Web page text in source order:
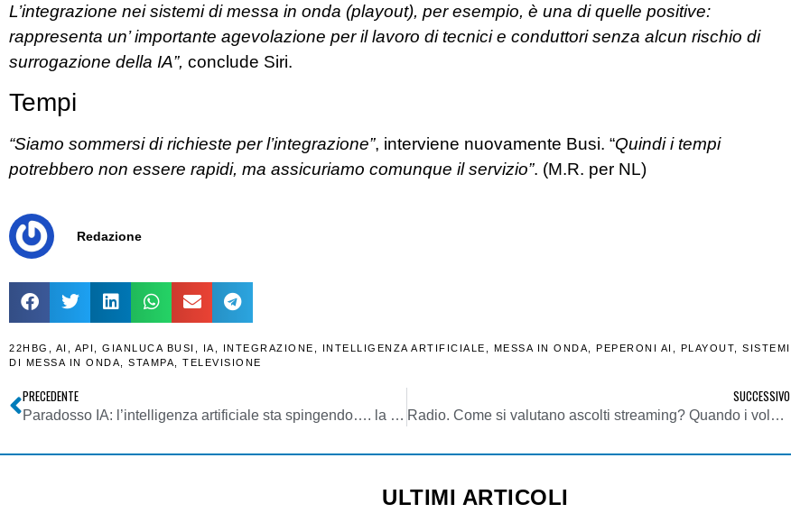
L’integrazione nei sistemi di messa in onda (playout), per esempio, è una di quelle positive:
rappresenta un’ importante agevolazione per il lavoro di tecnici e conduttori senza alcun rischio di
surrogazione della IA”, conclude Siri.
Tempi
“Siamo sommersi di richieste per l’integrazione”, interviene nuovamente Busi. “Quindi i tempi
potrebbero non essere rapidi, ma assicuriamo comunque il servizio”. (M.R. per NL)
Redazione
22HBG AI API GIANLUCA BUSI IA INTEGRAZIONE INTELLIGENZA ARTIFICIALE MESSA IN ONDA PEPERONI AI PLAYOUT
SISTEMI
DI MESSA IN ONDA
STAMPA TELEVISIONE
PRECEDENTE
Paradosso IA: l’intelligenza artificiale sta spingendo…. la componente umana. Normale: siamo nella 4^ fase della Rivoluzione Industriale
SUCCESSIVO
Radio. Come si valutano ascolti streaming? Quando i volumi di traffico divengono interessanti? E’ possibile una correlazione coi parametri TER?
ULTIMI ARTICOLI